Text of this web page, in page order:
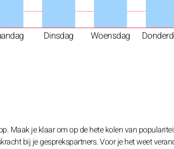
Dinsdag Woensdag
Maak je klaar om op de hete kolen van
bij je gesprekspartners. Voor je het weet